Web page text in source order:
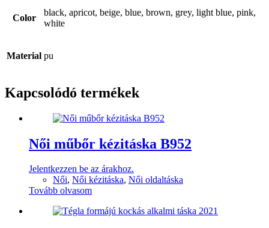
Color
black, apricot, beige, blue, brown, grey, light blue, pink,
white
Material pu
Kapcsolódó termékek
Női műbőr kézitáska B952
Jelentkezzen be az árakhoz.
Női, Női kézitáska, Női oldaltáska
Tovább olvasom